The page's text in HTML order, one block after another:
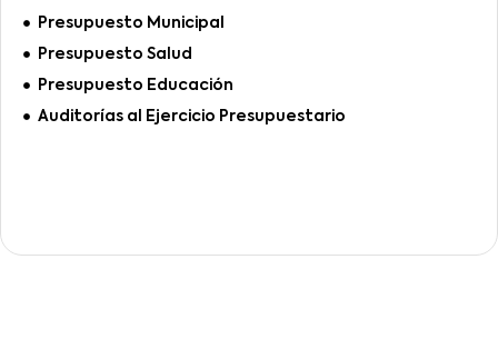
Presupuesto Municipal
Presupuesto Salud
Presupuesto Educación
Auditorías al Ejercicio Presupuestario